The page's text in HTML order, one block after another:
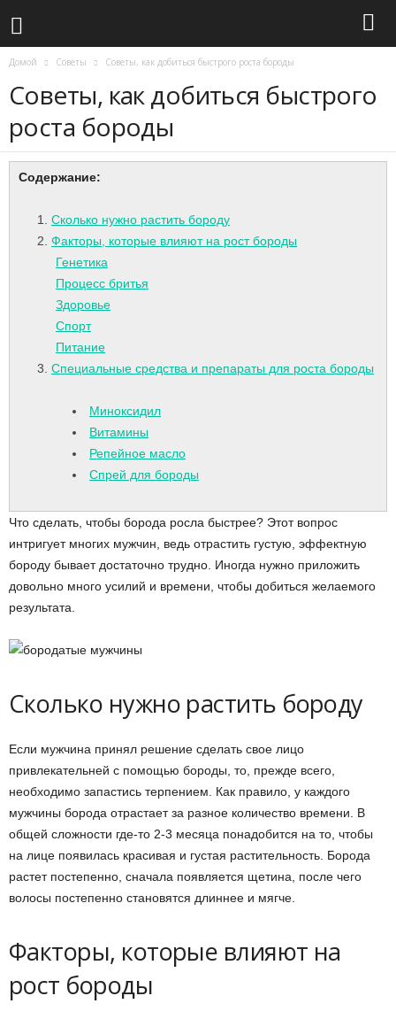
Домой Советы Советы, как добиться быстрого роста бороды
Советы, как добиться быстрого
роста бороды
Содержание:
Сколько нужно растить бороду
Факторы, которые влияют на рост бороды
Генетика
Процесс бритья
Здоровье
Спорт
Питание
Специальные средства и препараты для роста бороды
Миноксидил
Витамины
Репейное масло
Спрей для бороды
Что сделать, чтобы борода росла быстрее? Этот вопрос
интригует многих мужчин, ведь отрастить густую, эффектную
бороду бывает достаточно трудно. Иногда нужно приложить
довольно много усилий и времени, чтобы добиться желаемого
результата.
Сколько нужно растить бороду
Если мужчина принял решение сделать свое лицо
привлекательней с помощью бороды, то, прежде всего,
необходимо запастись терпением. Как правило, у каждого
мужчины борода отрастает за разное количество времени. В
общей сложности где-то 2-3 месяца понадобится на то, чтобы
на лице появилась красивая и густая растительность. Борода
растет постепенно, сначала появляется щетина, после чего
волосы постепенно становятся длиннее и мягче.
Факторы, которые влияют на
рост бороды